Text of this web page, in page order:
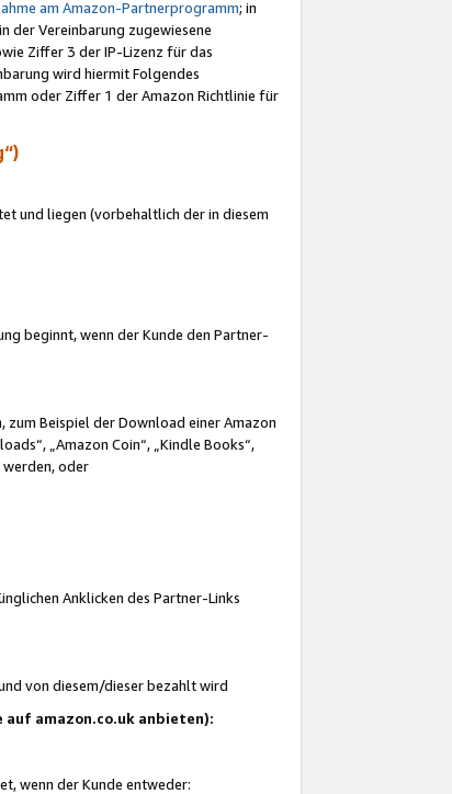
am Amazon-Partnerprogramm; in
der Vereinbarung zugewiesene
Ziffer 3 der IP-Lizenz für das
wird hiermit Folgendes
oder Ziffer 1 der Amazon Richtlinie für
und liegen (vorbehaltlich der in diesem
beginnt, wenn der Kunde den Partner-
Beispiel der Download einer Amazon
„Amazon Coin“, „Kindle Books“,
oder
Anklicken des Partner-Links
von diesem/dieser bezahlt wird
amazon.co.uk anbieten):
wenn der Kunde entweder: